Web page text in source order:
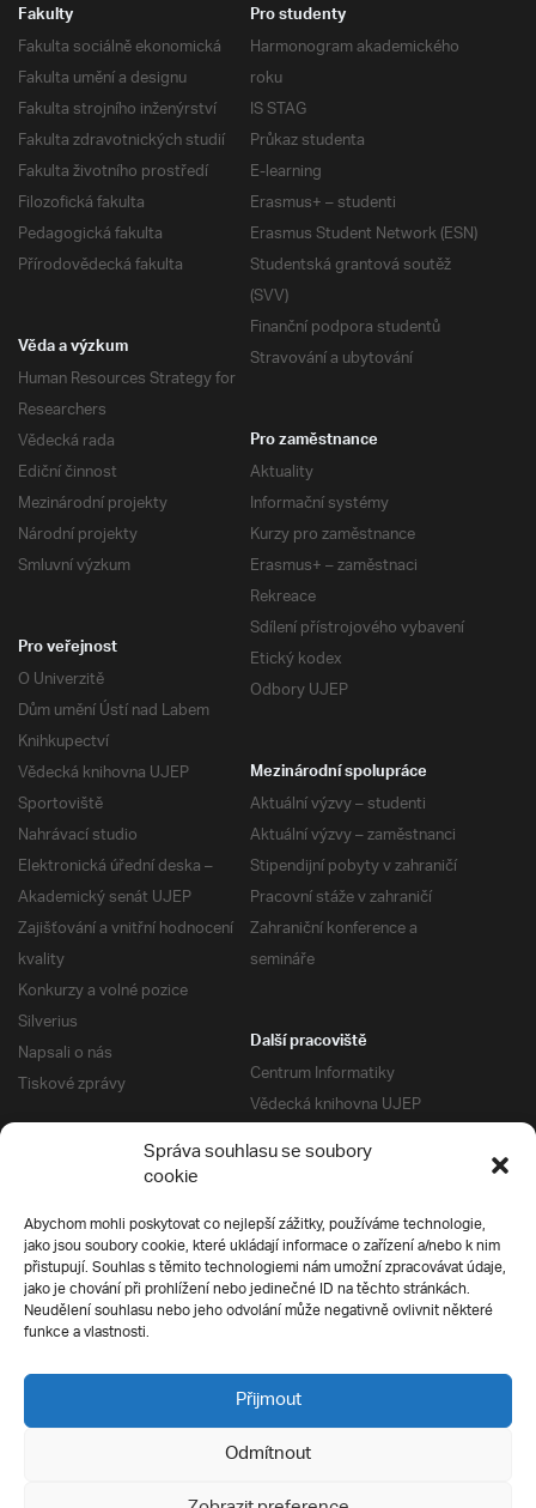
Správa souhlasu se soubory
cookie
Abychom mohli poskytovat co nejlepší zážitky, používáme technologie,
jako jsou soubory cookie, které ukládají informace o zařízení a/nebo k nim
přistupují. Souhlas s těmito technologiemi nám umožní zpracovávat údaje,
jako je chování při prohlížení nebo jedinečné ID na těchto stránkách.
Neudělení souhlasu nebo jeho odvolání může negativně ovlivnit některé
funkce a vlastnosti.
Přijmout
Odmítnout
Fakulty
Fakulta sociálně ekonomická
Fakulta umění a designu
Fakulta strojního inženýrství
Fakulta zdravotnických studií
Fakulta životního prostředí
Filozofická fakulta
Pedagogická fakulta
Přírodovědecká fakulta
Pro studenty
Harmonogram akademického
roku
IS STAG
Průkaz studenta
E-learning
Erasmus+ – studenti
Erasmus Student Network (ESN)
Studentská grantová soutěž
(SVV)
Finanční podpora studentů
Stravování a ubytování
Věda a výzkum
Human Resources Strategy for
Researchers
Vědecká rada
Ediční činnost
Mezinárodní projekty
Národní projekty
Smluvní výzkum
Pro zaměstnance
Aktuality
Informační systémy
Kurzy pro zaměstnance
Erasmus+ – zaměstnaci
Rekreace
Sdílení přístrojového vybavení
Etický kodex
Odbory UJEP
Pro veřejnost
O Univerzitě
Dům umění Ústí nad Labem
Knihkupectví
Vědecká knihovna UJEP
Sportoviště
Nahrávací studio
Elektronická úřední deska –
Akademický senát UJEP
Zajišťování a vnitřní hodnocení
kvality
Konkurzy a volné pozice
Silverius
Napsali o nás
Tiskové zprávy
Mezinárodní spolupráce
Aktuální výzvy – studenti
Aktuální výzvy – zaměstnanci
Stipendijní pobyty v zahraničí
Pracovní stáže v zahraničí
Zahraniční konference a
semináře
Další pracoviště
Centrum Informatiky
Vědecká knihovna UJEP
Správa kolejí a menz
Univerzitní centrum podpory
Silverius
Pro uchazeče
Přijímací řízení
E-prihlaska
Přípravné kurzy
Ochrana soukromí
Všechna práva vyhrazena